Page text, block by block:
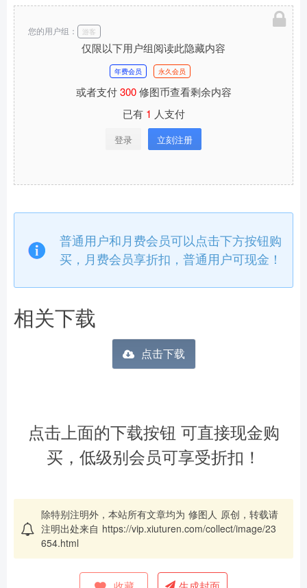
仅限以下用户组阅读此隐藏内容
年费会员 永久会员
或者支付300修图币查看剩余内容
已有 1 人支付
登录 立刻注册
您的用户组： 游客
普通用户和月费会员可以点击下方按钮购
买，月费会员享折扣，普通用户可现金！
相关下载
点击下载
点击上面的下载按钮 可直接现金购
买，低级别会员可享受折扣！
除特别注明外，本站所有文章均为 修图人 原创，转载请
注明出处来自 https://vip.xiuturen.com/collect/image/23
654.html